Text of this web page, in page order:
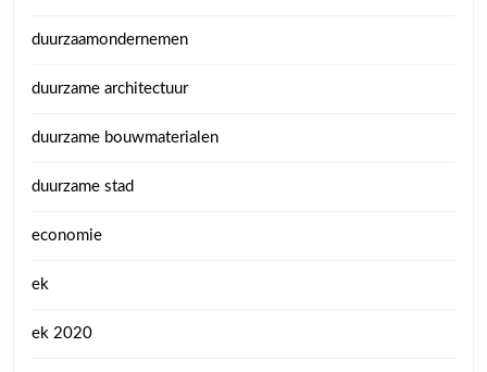
duurzaamondernemen
duurzame architectuur
duurzame bouwmaterialen
duurzame stad
economie
ek
ek 2020